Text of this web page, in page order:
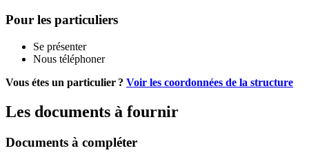
Pour les particuliers
Se présenter
Nous téléphoner
Vous étes un particulier ? Voir les coordonnées de la structure
Les documents à fournir
Documents à compléter